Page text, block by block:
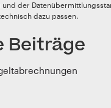
und der
dazu passen.
Beiträge